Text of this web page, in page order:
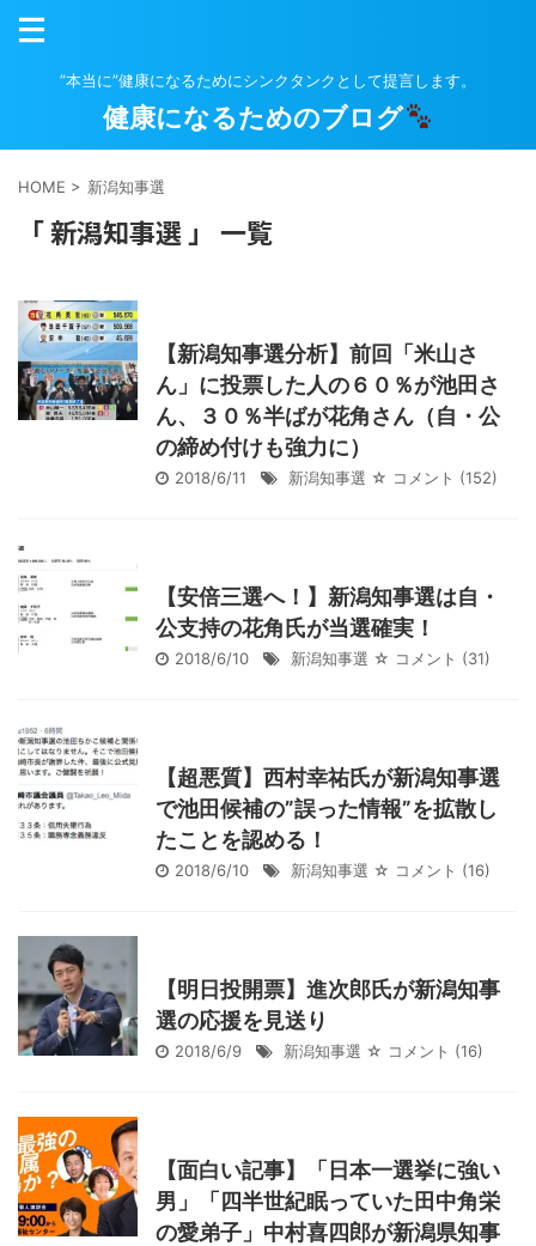
”本当に”健康になるためにシンクタンクとして提言します。
健康になるためのブログ
HOME > 新潟知事選
「 新潟知事選 」 一覧
【新潟知事選分析】前回「米山さ
ん」に投票した人の６０％が池田さ
ん、３０％半ばが花角さん（自・公
の締め付けも強力に）
2018/6/11 新潟知事選 ☆ コメント (152)
【安倍三選へ！】新潟知事選は自・
公支持の花角氏が当選確実！
2018/6/10 新潟知事選 ☆ コメント (31)
【超悪質】西村幸祐氏が新潟知事選
で池田候補の”誤った情報”を拡散し
たことを認める！
2018/6/10 新潟知事選 ☆ コメント (16)
【明日投開票】進次郎氏が新潟知事
選の応援を見送り
2018/6/9 新潟知事選 ☆ コメント (16)
【面白い記事】「日本一選挙に強い
男」「四半世紀眠っていた田中角栄
の愛弟子」中村喜四郎が新潟県知事